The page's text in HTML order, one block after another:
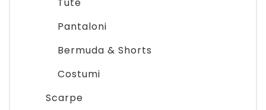
Pantaloni
Bermuda & Shorts
Costumi
Scarpe